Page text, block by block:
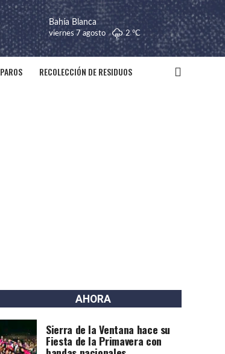
Bahía Blanca
viernes 7 agosto 2 °C
PAROS RECOLECCIÓN DE RESIDUOS
AHORA
Sierra de la Ventana hace su
Fiesta de la Primavera con